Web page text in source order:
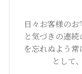
日々お客様の
と気づきの連
を忘れぬよう
として